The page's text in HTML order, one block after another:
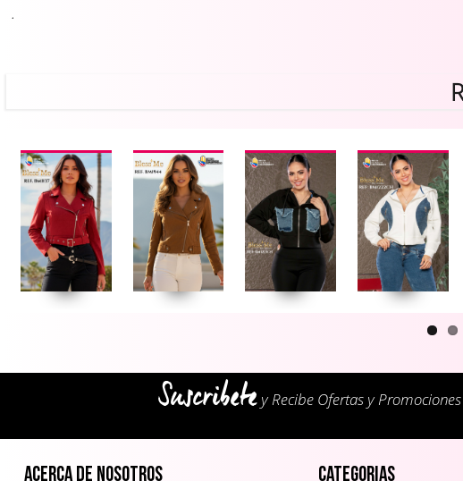
.
Suscribete y Recibe Ofertas y Promociones
Acerca de Nosotros Categorias